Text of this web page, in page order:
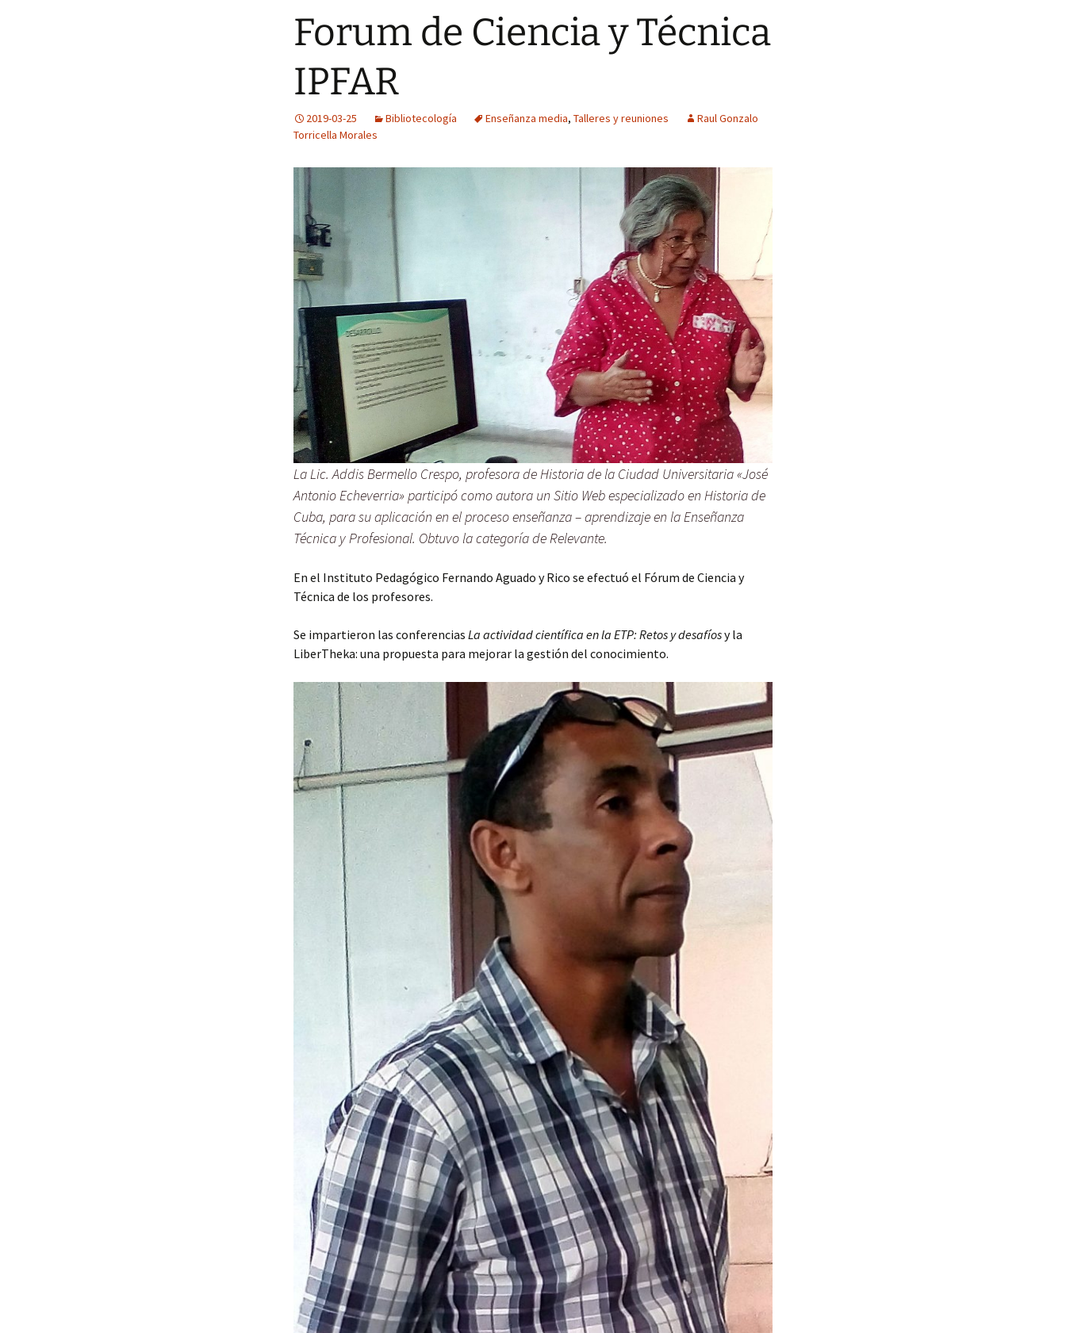
Forum de Ciencia y Técnica
IPFAR
2019-03-25 Bibliotecología Enseñanza media, Talleres y reuniones
Raul Gonzalo
Torricella Morales
La Lic. Addis Bermello Crespo, profesora de Historia de la Ciudad Universitaria «José
Antonio Echeverria» participó como autora un Sitio Web especializado en Historia de
Cuba, para su aplicación en el proceso enseñanza – aprendizaje en la Enseñanza
Técnica y Profesional. Obtuvo la categoría de Relevante.
En el Instituto Pedagógico Fernando Aguado y Rico se efectuó el Fórum de Ciencia y
Técnica de los profesores.
Se impartieron las conferencias La actividad científica en la ETP: Retos y desafíosy la
LiberTheka: una propuesta para mejorar la gestión del conocimiento.